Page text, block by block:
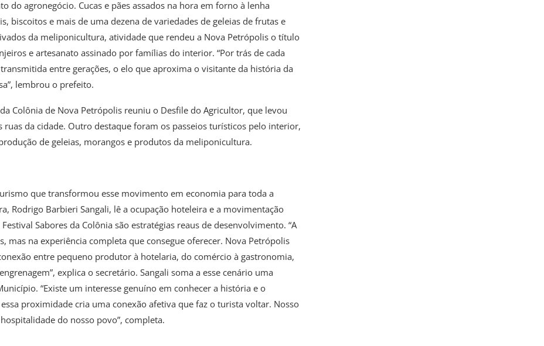
agronegócio. Cucas e pães assados na hora em forno à lenha
biscoitos e mais de uma dezena de variedades de geleias de frutas e
da meliponicultura, atividade que rendeu a Nova Petrópolis o título
e artesanato assinado por famílias do interior. “Por trás de cada
entre gerações, o elo que aproxima o visitante da história da
lembrou o prefeito.
Colônia de Nova Petrópolis reuniu o Desfile do Agricultor, que levou
da cidade. Outro destaque foram os passeios turísticos pelo interior,
de geleias, morangos e produtos da meliponicultura.
que transformou esse movimento em economia para toda a
Rodrigo Barbieri Sangali, lê a ocupação hoteleira e a movimentação
Sabores da Colônia são estratégias reaus de desenvolvimento. “A
mas na experiência completa que consegue oferecer. Nova Petrópolis
entre pequeno produtor à hotelaria, do comércio à gastronomia,
explica o secretário. Sangali soma a esse cenário uma
“Existe um interesse genuíno em conhecer a história e o
proximidade cria uma conexão afetiva que faz o turista voltar. Nosso
do nosso povo”, completa.